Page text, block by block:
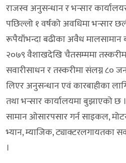
राजस्व अनुसन्धान र भन्सार
पछिल्लो १ वर्षको अवधिमा भन्सार
रूपैयाँभन्दा बढीका अवैध मालसामान
२०७९ वैशाखदेखि चैतसम्ममा
सवारीसाधन र तस्करीमा संलग्न ८०
लिएर अनुसन्धान एवं कारबाहीका
तथा भन्सार कार्यालयमा बुझाएको छ
सामान ओसारपसार गर्न साइकल,
भ्यान, म्याजिक, ट्याक्टरलगायतका
।